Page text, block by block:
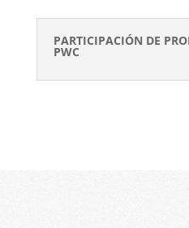
PARTICIPACIÓN DE
PWC